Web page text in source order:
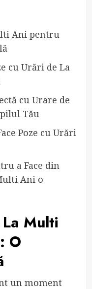
Ani pentru
cu Urări de La
cu Urare de
Tău
Poze cu Urări
a Face din
Ani o
Multi
O
un moment